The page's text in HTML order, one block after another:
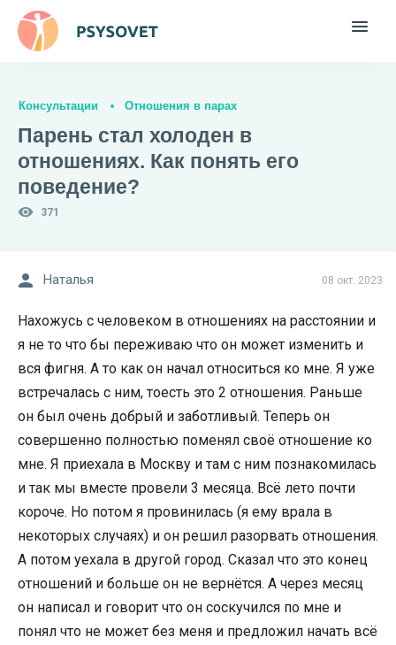
Консультации Отношения в парах
Парень стал холоден в
отношениях. Как понять его
поведение?
371
08 окт. 2023
Наталья
Нахожусь с человеком в отношениях на расстоянии и
я не то что бы переживаю что он может изменить и
вся фигня. А то как он начал относиться ко мне. Я уже
встречалась с ним, тоесть это 2 отношения. Раньше
он был очень добрый и заботливый. Теперь он
совершенно полностью поменял своё отношение ко
мне. Я приехала в Москву и там с ним познакомилась
и так мы вместе провели 3 месяца. Всё лето почти
короче. Но потом я провинилась (я ему врала в
некоторых случаях) и он решил разорвать отношения.
А потом уехала в другой город. Сказал что это конец
отношений и больше он не вернётся. А через месяц
он написал и говорит что он соскучился по мне и
понял что не может без меня и предложил начать всё